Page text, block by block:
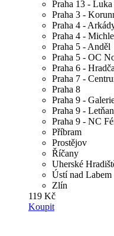
Praha 13 -
Praha 3 -
Praha 4 -
Praha 4 - Michle
Praha 5 - Anděl
Praha 5 - OC
Praha 6 -
Praha 7 -
Praha 8
Praha 9 -
Praha 9 -
Praha 9 - NC
Příbram
Prostějov
Říčany
Uherské
Ústí nad Labem
Zlín
119 Kč
Koupit